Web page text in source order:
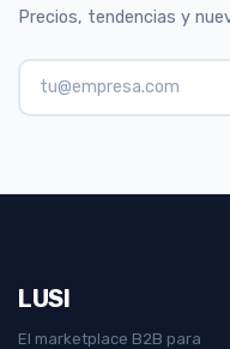
Precios, tendencias y
LUSI
El marketplace B2B para